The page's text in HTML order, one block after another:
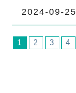
2024-09-25
1 2 3 4